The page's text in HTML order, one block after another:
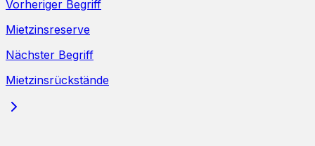
Vorheriger Begriff
Mietzinsreserve
Nächster Begriff
Mietzinsrückstände